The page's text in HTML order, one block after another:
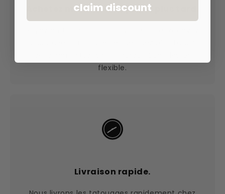
Achetez maintenant, payez plus tard.
flexible.
Livraison rapide.
claim discount